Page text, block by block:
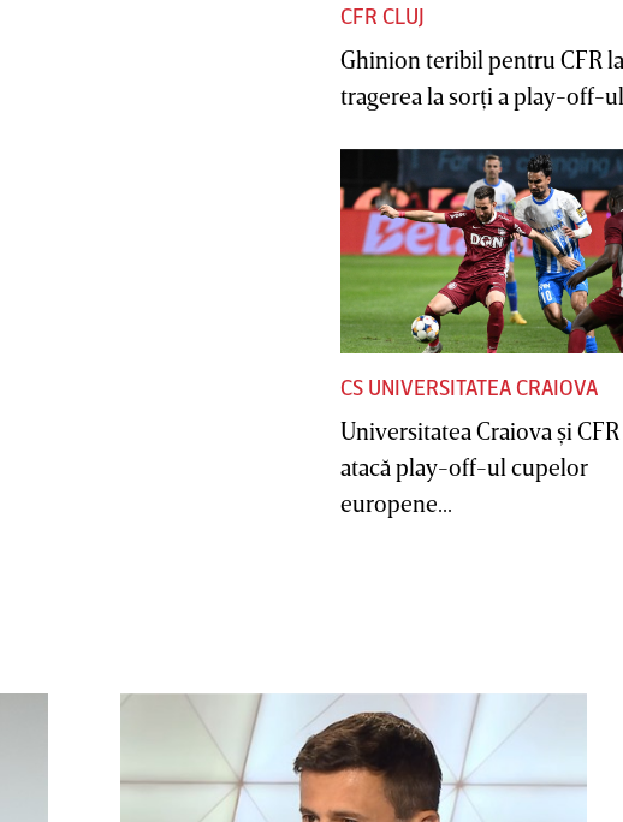
CFR CLUJ
Ghinion teribil pentru CFR la
tragerea la sorţi a play-off-
CS UNIVERSITATEA CRAIOVA
Universitatea Craiova şi
atacă play-off-ul cupelor
europene...